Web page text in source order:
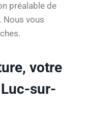
préalable de
Nous vous
votre
sur-